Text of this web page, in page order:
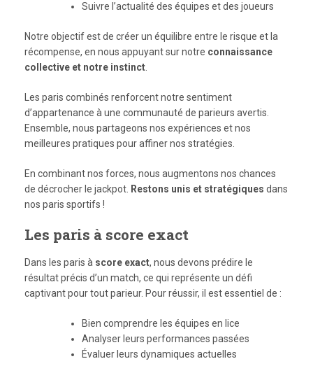
Suivre l’actualité des équipes et des joueurs
Notre objectif est de créer un équilibre entre le risque et la
récompense, en nous appuyant sur notre connaissance
collective et notre instinct.
Les paris combinés renforcent notre sentiment
d’appartenance à une communauté de parieurs avertis.
Ensemble, nous partageons nos expériences et nos
meilleures pratiques pour affiner nos stratégies.
En combinant nos forces, nous augmentons nos chances
de décrocher le jackpot. Restons unis et stratégiques dans
nos paris sportifs !
Les paris à score exact
Dans les paris à score exact, nous devons prédire le
résultat précis d’un match, ce qui représente un défi
captivant pour tout parieur. Pour réussir, il est essentiel de :
Bien comprendre les équipes en lice
Analyser leurs performances passées
Évaluer leurs dynamiques actuelles